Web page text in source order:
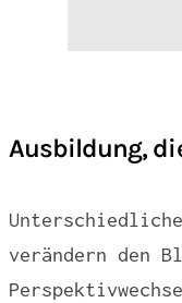
Ausbildung,
verändern den